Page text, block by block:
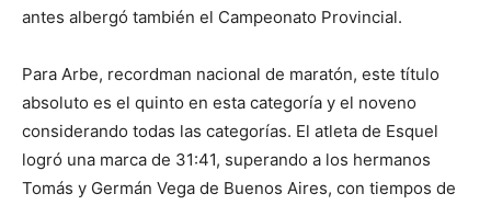
antes albergó también el Campeonato Provincial.
Para Arbe, recordman nacional de maratón, este título
absoluto es el quinto en esta categoría y el noveno
considerando todas las categorías. El atleta de Esquel
logró una marca de 31:41, superando a los hermanos
Tomás y Germán Vega de Buenos Aires, con tiempos de